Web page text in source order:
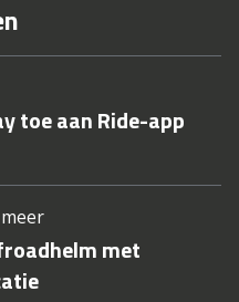
toe aan Ride-app
met